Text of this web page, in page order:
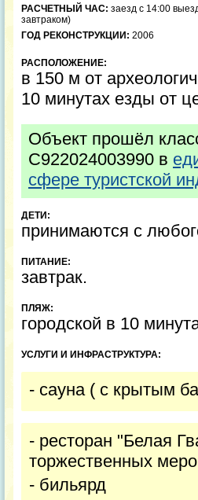
РАСЧЕТНЫЙ ЧАС: заезд с 14:00
завтраком)
ГОД РЕКОНСТРУКЦИИ: 2006
РАСПОЛОЖЕНИЕ:
в 150 м от
10 минутах езды от
Объект прошёл
С922024003990 в
сфере туристской
ДЕТИ:
принимаются с
ПИТАНИЕ:
завтрак.
ПЛЯЖ:
городской в 10
УСЛУГИ И ИНФРАСТРУКТУРА:
- сауна ( с крытым
- ресторан "Белая
торжественных
- бильярд